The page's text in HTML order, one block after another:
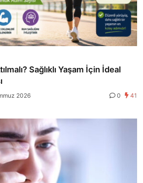
Sağlıklı Yaşam İçin İdeal
2026 0 41